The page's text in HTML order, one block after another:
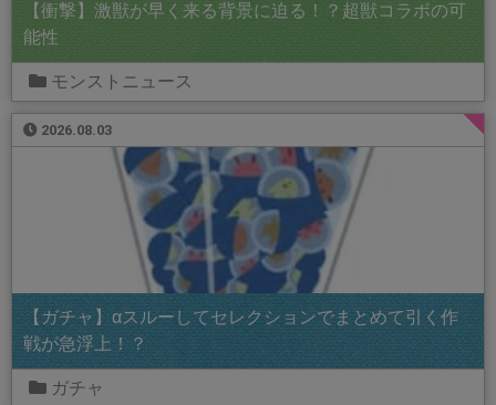
【衝撃】激獣が早く来る背景に迫る！？超獣コラボの可
能性
モンストニュース
2026.08.03
【ガチャ】αスルーしてセレクションでまとめて引く作
戦が急浮上！？
ガチャ